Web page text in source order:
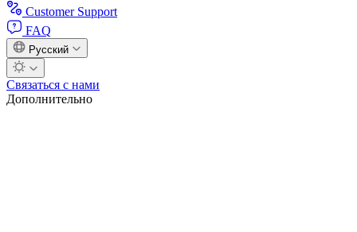
Customer Support
FAQ
Русский
Связаться с нами
Дополнительно